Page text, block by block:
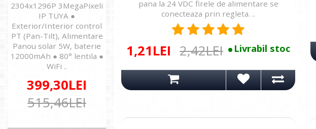
2304x1296P 3MegaPixeli
IP TUYA ●
Exterior/Interior control
PT (Pan-Tilt), Alimentare
Panou solar 5W, baterie
12000mAh ● 80° lentila ●
WiFi ..
399,30LEI
515,46LEI
pana la 24 VDC firele de alimentare se
conecteaza prin regleta. ..
Livrabil stoc
1,21LEI 2,42LEI